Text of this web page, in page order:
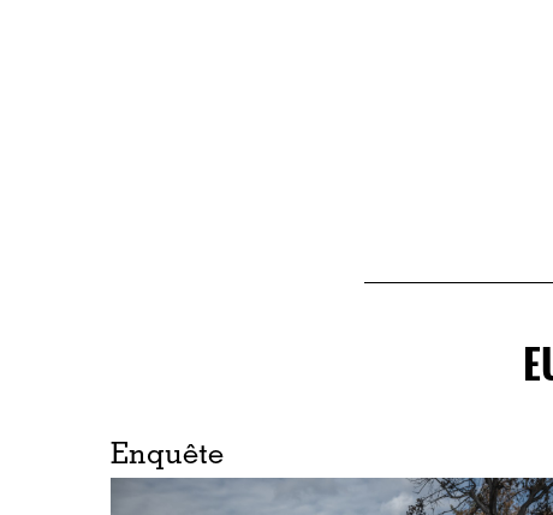
Enquête